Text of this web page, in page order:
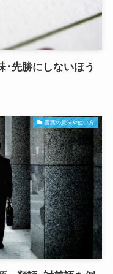
･先勝にしないほう
言葉の意味や使い方